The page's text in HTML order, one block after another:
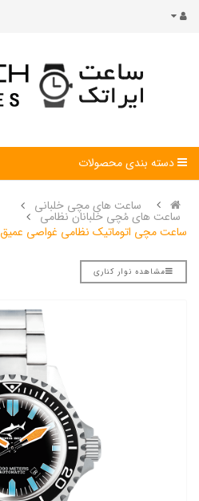
دسته بندی محصولات
ساعت های مچی خلبانی
ساعت های مُچی خلبانان نظامی
ساعت مچی اتوماتیک نظامی غواصی عمیق CB-2000A-G3-MB
مشاهده نوار کناری